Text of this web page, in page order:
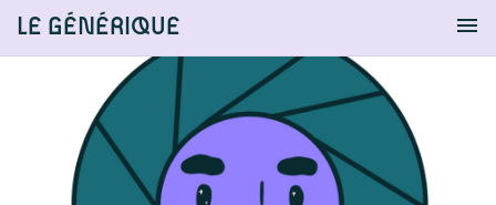
LE GÉNÉRIQUE
S'identifier